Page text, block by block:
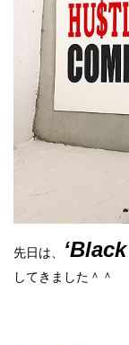
先日は、
してきました＾＾